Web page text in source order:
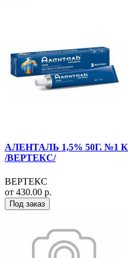
АЛЕНТАЛЬ 1,5% 50Г.
/ВЕРТЕКС/
ВЕРТЕКС
от 430.00 р.
Под заказ